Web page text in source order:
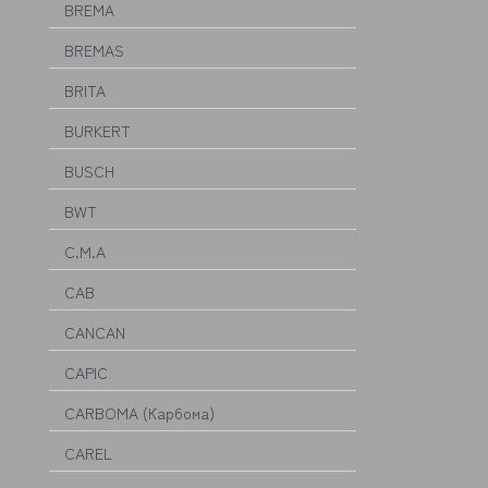
BREMA
BREMAS
BRITA
BURKERT
BUSCH
BWT
C.M.A
CAB
CANCAN
CAPIC
CARBOMA (Карбома)
CAREL